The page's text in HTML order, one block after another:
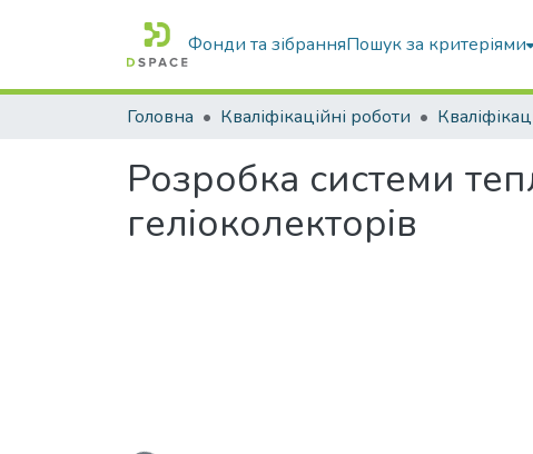
Фонди та зібранняПошук за критеріями
Головна Кваліфікаційні роботи
Розробка системи
геліоколекторів